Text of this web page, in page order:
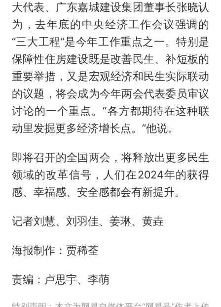
大代表、广东嘉城建设集团董事长张晓认
为，去年底的中央经济工作会议强调的
“三大工程”是今年工作重点之一。特别是
保障性住房建设既是改善民生、补短板的
重要举措，又是宏观经济和民生实际联动
的议题，将会成为今年两会代表委员审议
讨论的一个重点。“各方都期待在这种联
动里发掘更多经济增长点。”他说。
即将召开的全国两会，将释放出更多民生
领域的改革信号，人们在2024年的获得
感、幸福感、安全感都会有新提升。
记者刘慧、刘羽佳、姜琳、黄垚
海报制作：贾稀荃
责编：卢思宇、李萌